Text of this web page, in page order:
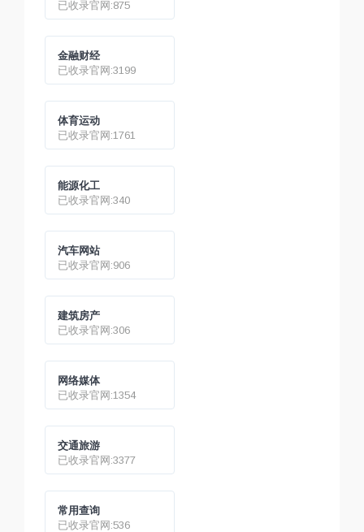
已收录官网:875
金融财经
已收录官网:3199
体育运动
已收录官网:1761
能源化工
已收录官网:340
汽车网站
已收录官网:906
建筑房产
已收录官网:306
网络媒体
已收录官网:1354
交通旅游
已收录官网:3377
常用查询
已收录官网:536